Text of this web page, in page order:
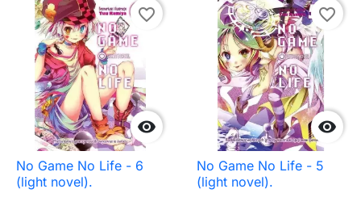

favorite_border
No Game No Life - 6
(light novel).

favorite_border
No Game No Life - 5
(light novel).